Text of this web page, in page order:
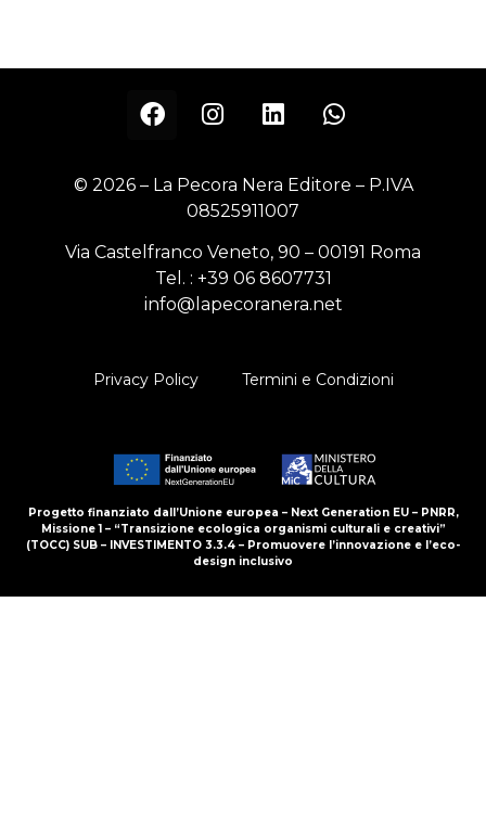
© 2026 – La Pecora Nera Editore – P.IVA
08525911007
Via Castelfranco Veneto, 90 – 00191 Roma
Tel. : +39 06 8607731
info@lapecoranera.net
Privacy Policy Termini e Condizioni
Progetto finanziato dall’Unione europea – Next Generation EU – PNRR,
Missione 1 – “Transizione ecologica organismi culturali e creativi”
(TOCC) SUB – INVESTIMENTO 3.3.4 – Promuovere l’innovazione e l’eco-
design inclusivo